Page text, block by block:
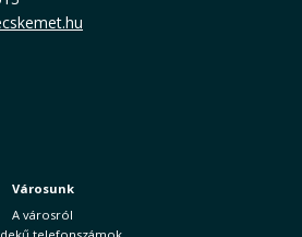
Városunk
A városról